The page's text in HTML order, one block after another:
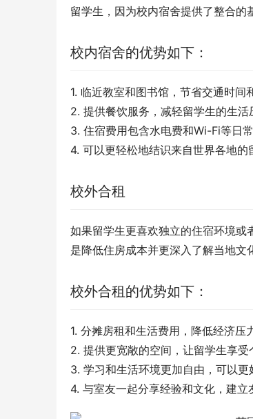
留学生，因为校内宿舍提供了整合的
校内宿舍的优势如下：
1. 临近教室和图书馆，节省交通时间
2. 提供餐饮服务，减轻留学生的生活
3. 住宿费用包含水电费和Wi-Fi等日
4. 可以更轻松地结识来自世界各地的
校外合租
如果留学生更喜欢独立的住宿环境或
是降低住房成本并更深入了解当地文
校外合租的优势如下：
1. 分摊房租和生活费用，降低经济压
2. 提供更宽敞的空间，让留学生享受
3. 学习和生活环境更加自由，可以更
4. 与室友一起分享经验和文化，建立